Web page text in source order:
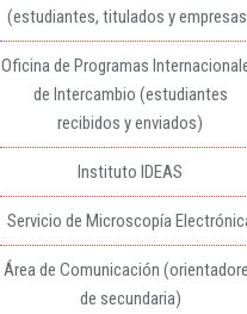
(estudiantes, titulados y
Oficina de Programas
de Intercambio (estudiantes
recibidos y enviados)
Instituto IDEAS
Servicio de Microscopía
Área de Comunicación
de secundaria)